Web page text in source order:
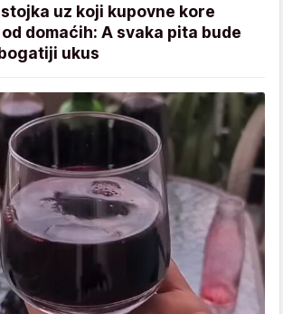
uz koji kupovne kore
domaćih: A svaka pita bude
ukus